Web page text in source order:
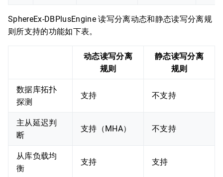
SphereEx-DBPlusEngine 读写分离动态和静态读写分离规
则所支持的功能如下表。
动态读写分离
规则
静态读写分离
规则
数据库拓扑
探测
支持 不支持
主从延迟判
断
支持（MHA） 不支持
从库负载均
衡
支持 支持